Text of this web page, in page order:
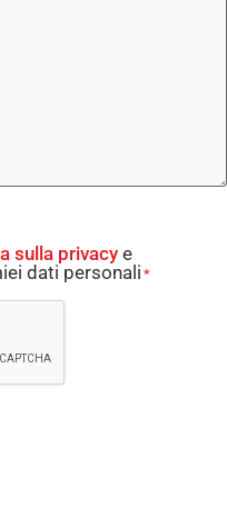
sulla privacy e
dati personali *